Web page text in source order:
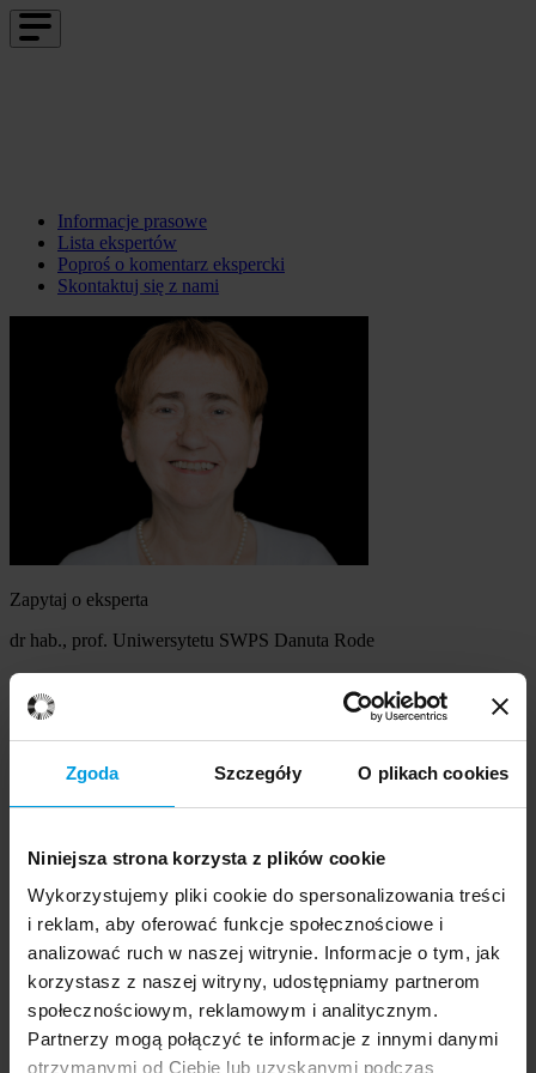
Zgoda Szczegóły O plikach cookies
Niniejsza strona korzysta z plików cookie
Wykorzystujemy pliki cookie do spersonalizowania treści
i reklam, aby oferować funkcje społecznościowe i
analizować ruch w naszej witrynie. Informacje o tym, jak
korzystasz z naszej witryny, udostępniamy partnerom
społecznościowym, reklamowym i analitycznym.
Partnerzy mogą połączyć te informacje z innymi danymi
otrzymanymi od Ciebie lub uzyskanymi podczas
Informacje prasowe
Lista ekspertów
Poproś o komentarz ekspercki
Skontaktuj się z nami
Zapytaj o eksperta
dr hab., prof. Uniwersytetu SWPS Danuta Rode
Szukasz eksperta
Wybierz temat
Ekspert
udzielenie wywiadu
komentarz do artykułu
udział w audycji radiowej na żywo
udział w nagraniu audycji radiowej
udział w audycji telewizyjnej na żywo
udział w nagraniu audycji telewizyjnej
Inne
Opisz temat zapytania
Prosimy opisać problem, zjawisko czy
wydarzenie, które będą przedmiotem komentarza eksperta: